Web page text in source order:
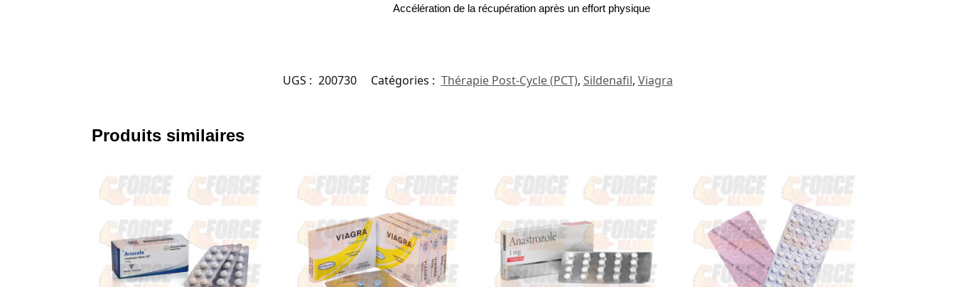
Accélération de la récupération après un effort physique
UGS : 200730 Catégories : Thérapie Post-Cycle (PCT), Sildenafil, Viagra
Produits similaires